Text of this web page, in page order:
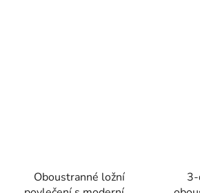
Oboustranné ložní